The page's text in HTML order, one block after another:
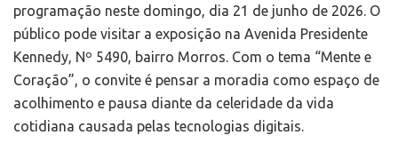
programação neste domingo, dia 21 de junho de 2026. O
público pode visitar a exposição na Avenida Presidente
Kennedy, Nº 5490, bairro Morros. Com o tema “Mente e
Coração”, o convite é pensar a moradia como espaço de
acolhimento e pausa diante da celeridade da vida
cotidiana causada pelas tecnologias digitais.